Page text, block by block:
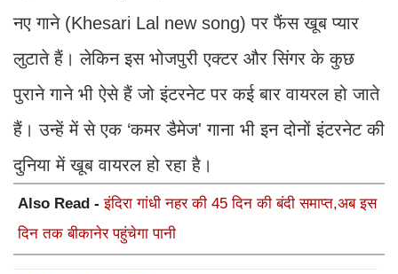
नए गाने (Khesari Lal new song) पर फैंस खूब प्यार
लुटाते हैं। लेकिन इस भोजपुरी एक्टर और सिंगर के कुछ
पुराने गाने भी ऐसे हैं जो इंटरनेट पर कई बार वायरल हो जाते
हैं। उन्हें में से एक ‘कमर डैमेज' गाना भी इन दोनों इंटरनेट की
दुनिया में खूब वायरल हो रहा है।
Also Read -इंदिरा गांधी नहर की 45 दिन की बंदी समाप्त,अब इस
दिन तक बीकानेर पहुंचेगा पानी